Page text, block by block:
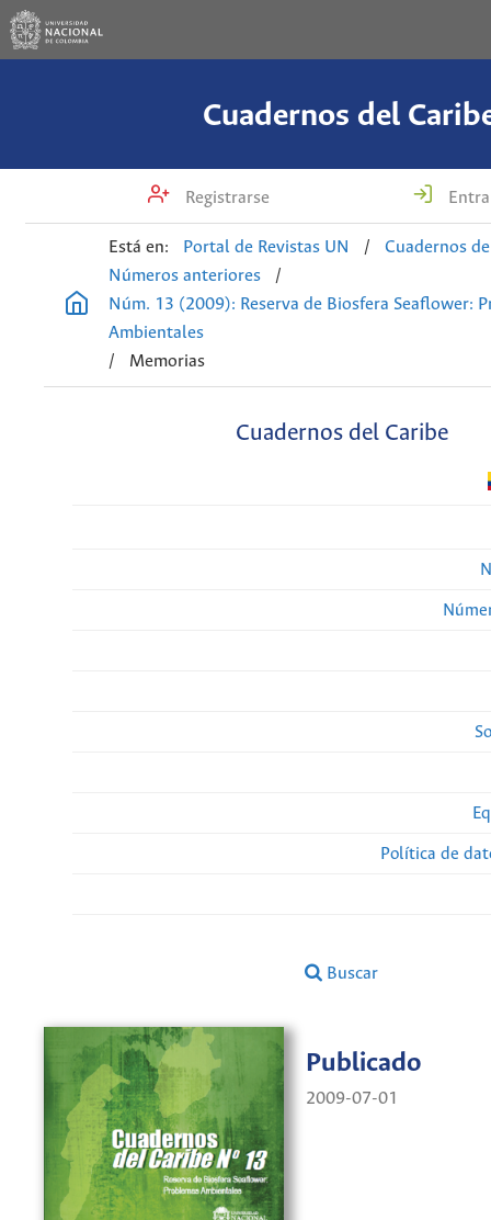
Cuadernos del
Registrarse
Está en: Portal de Revistas UN /
Cuadernos
Números anteriores
/
Núm. 13 (2009): Reserva de Biosfera Seaflower:
Ambientales
/
Memorias
Cuadernos del Caribe
Política de
Buscar
Publicado
2009-07-01